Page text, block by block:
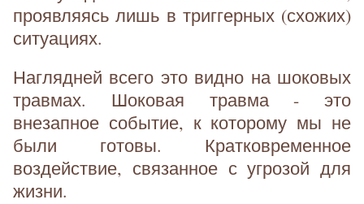
проявляясь лишь в триггерных (схожих)
ситуациях.
Наглядней всего это видно на шоковых
травмах. Шоковая травма - это
внезапное событие, к которому мы не
были готовы. Кратковременное
воздействие, связанное с угрозой для
жизни.